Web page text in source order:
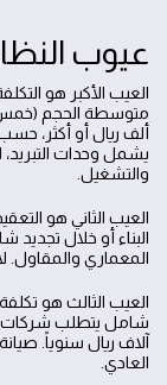
عيوب
العيب الأكبر هو
متوسطة الحجم
ألف ريال أو أكثر،
يشمل وحدات التبريد،
والتشغيل.
العيب الثاني هو
البناء أو خلال
المعماري والمقاول.
العيب الثالث هو
شامل يتطلب شركات
آلاف ريال سنوياً.
العادي.